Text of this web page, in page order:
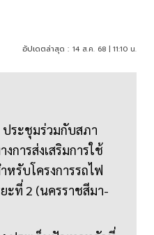
อัปเดตล่าสุด : 14 ส.ค. 68 | 11:10 น.
ประชุมร่วมกับสภา
การส่งเสริมการใช้
รับโครงการรถไฟ
ะที่ 2 (นครราชสีมา-